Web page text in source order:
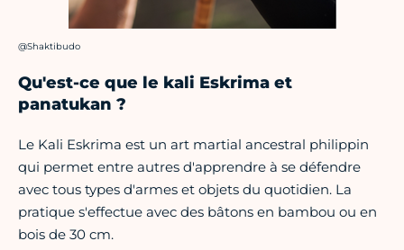
Crédit photo :
@Shaktibudo
Qu'est-ce que le kali Eskrima et
panatukan ?
Le Kali Eskrima est un art martial ancestral philippin
qui permet entre autres d'apprendre à se défendre
avec tous types d'armes et objets du quotidien. La
pratique s'effectue avec des bâtons en bambou ou en
bois de 30 cm.